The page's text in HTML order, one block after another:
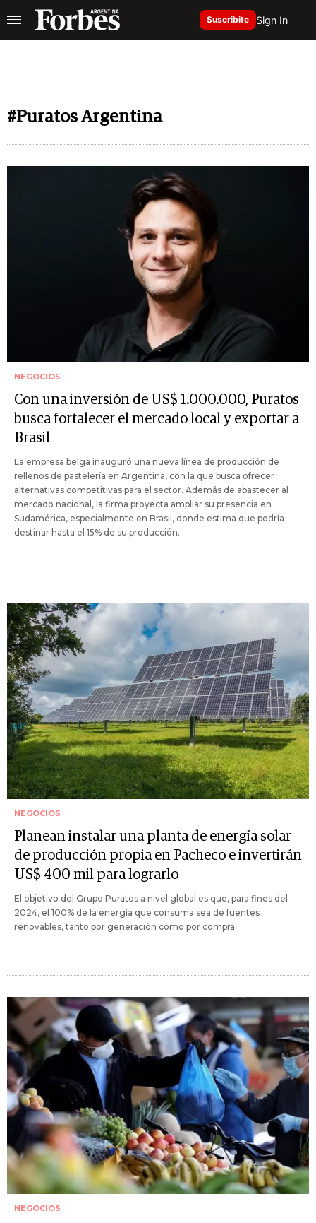
Suscribite Sign In
#Puratos Argentina
NEGOCIOS
Con una inversión de US$ 1.000.000, Puratos
busca fortalecer el mercado local y exportar a
Brasil
La empresa belga inauguró una nueva línea de producción de
rellenos de pastelería en Argentina, con la que busca ofrecer
alternativas competitivas para el sector. Además de abastecer al
mercado nacional, la firma proyecta ampliar su presencia en
Sudamérica, especialmente en Brasil, donde estima que podría
destinar hasta el 15% de su producción.
NEGOCIOS
Planean instalar una planta de energía solar
de producción propia en Pacheco e invertirán
US$ 400 mil para lograrlo
El objetivo del Grupo Puratos a nivel global es que, para fines del
2024, el 100% de la energía que consuma sea de fuentes
renovables, tanto por generación como por compra.
NEGOCIOS